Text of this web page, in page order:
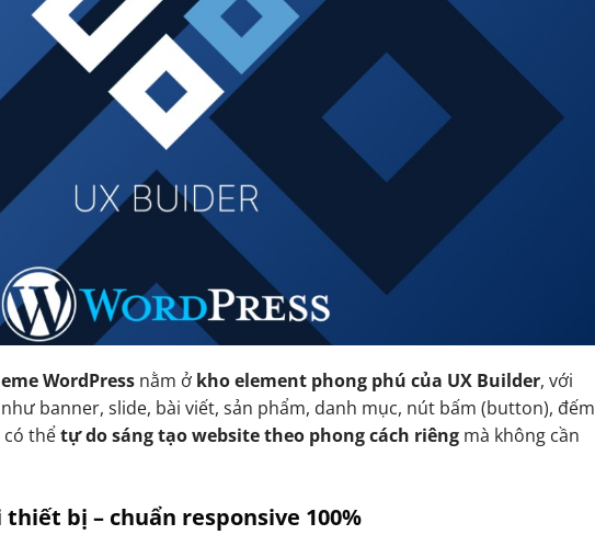
WordPress nằm ở kho element phong phú của UX Builder, với
banner, slide, bài viết, sản phẩm, danh mục, nút bấm (button), đếm
thểtự do sáng tạo website theo phong cách riêng mà không cần
bị – chuẩn responsive 100%